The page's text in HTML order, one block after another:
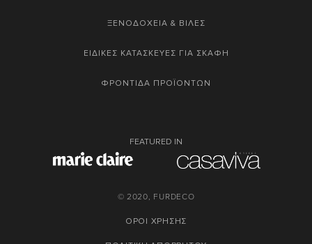
ΞΕΝΟΔΟΧΕΙΑ & ΒΙΛΕΣ
ΕΙΔΙΚΕΣ ΚΑΤΑΣΚΕΥΕΣ ΓΙΑ ΣΚΑΦΗ
ΦΡΟΝΤΙΔΑ ΠΡΟΪΟΝΤΩΝ
FEATURED IN
© 2020, FURDECO
ΟΡΟΙ ΧΡΗΣΗΣ